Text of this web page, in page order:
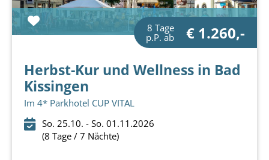
8 Tage
p.P. ab
€ 1.260,-
Herbst-Kur und Wellness in Bad
Kissingen
Im 4* Parkhotel CUP VITAL
So. 25.10. - So. 01.11.2026
(8 Tage / 7 Nächte)